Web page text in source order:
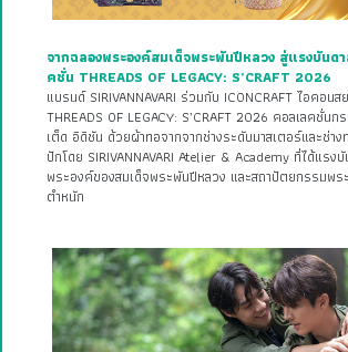
จากฉลองพระองค์สมเด็จพระพันปีหลวง สู่แรงบันด
คชั่น THREADS OF LEGACY: S’CRAFT 2026
แบรนด์ SIRIVANNAVARI ร่วมกับ ICONCRAFT ไอคอนส
THREADS OF LEGACY: S’CRAFT 2026 คอลเลคชั่นก
เต็ด อิดิชัน ด้วยผ้าทอจากจากช่างระดับมาสเตอร์และช่า
ปักโดย SIRIVANNAVARI Atelier & Academy ที่ได้แรง
พระองค์ของสมเด็จพระพันปีหลวง และสถาปัตยกรรมพร
ตำหนัก